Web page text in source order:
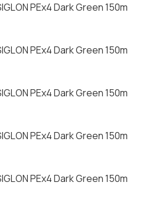
PЕх4 Dаrk Grееn 150m
РЕх4 Dаrk Grееn 150m
РЕх4 Dаrk Grееn 150m
РЕх4 Dаrk Grееn 150m
РЕх4 Dаrk Grееn 150m